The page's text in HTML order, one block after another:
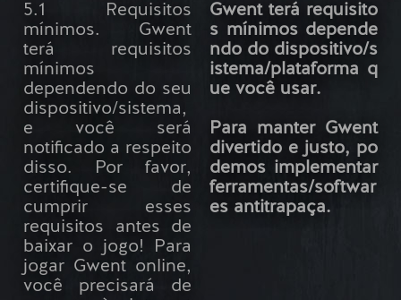
5.1 Requisitos
mínimos. Gwent
terá requisitos
mínimos
dependendo do seu
dispositivo/sistema,
e você será
notificado a respeito
disso. Por favor,
certifique-se de
cumprir esses
requisitos antes de
baixar o jogo! Para
jogar Gwent online,
você precisará de
Gwent terá requisito
s mínimos depende
ndo do dispositivo/s
istema/plataforma q
ue você usar.
Para manter Gwent
divertido e justo, po
demos implementar
ferramentas/softwar
es antitrapaça.